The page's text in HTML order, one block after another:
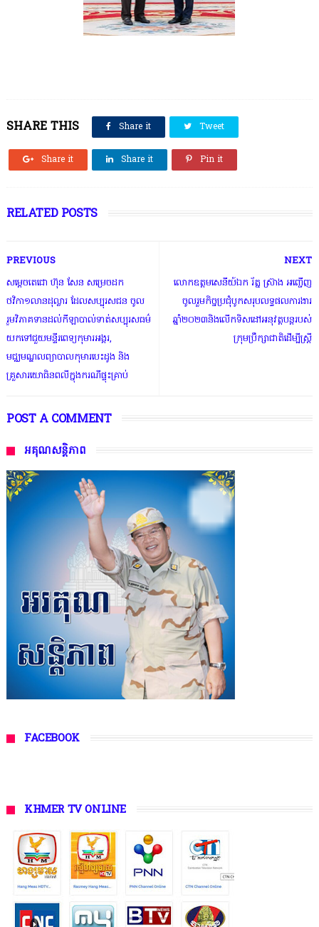
SHARE THIS Share it Tweet
Share it Share it Pin it
RELATED POSTS
NEXT
លោកឧត្តមសេនីយ៍ឯក រ័ត្ន ស៊្រាង អញ្ជើញ
ចូលរួមកិច្ចប្រជុំបូកសរុបលទ្ធផលការងារ
ឆ្នាំ២០២៣និងលើកទិសដៅអនុវត្តបន្តរបស់
ក្រុមប្រឹក្សាជាតិដើម្បីស្ត្រី
PREVIOUS
សម្តេចតេជោ ហ៊ុន សែន សម្រេចដក
ថវិកា១លានដុល្លារ ដែលសប្បុរសជន ចូល
រួមវិភាគទានដល់កីឡាបាល់ទាត់សប្បុរសធម៌
យកទៅជួយមន្ទីរពេទ្យកុមារអង្គរ,
មជ្ឈមណ្ឌលព្យាបាលកុមារបេះដូង និង
គ្រួសារយោធិនពលីក្នុងករណីផ្ទុះគ្រាប់
POST A COMMENT
អគុណសន្តិភាព
FACEBOOK
KHMER TV ONLINE